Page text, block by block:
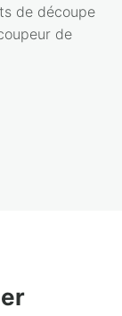
de découpe
de